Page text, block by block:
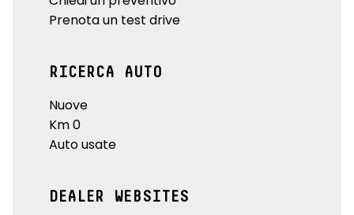
Prenota un test drive
RICERCA AUTO
Nuove
Km 0
Auto usate
DEALER WEBSITES